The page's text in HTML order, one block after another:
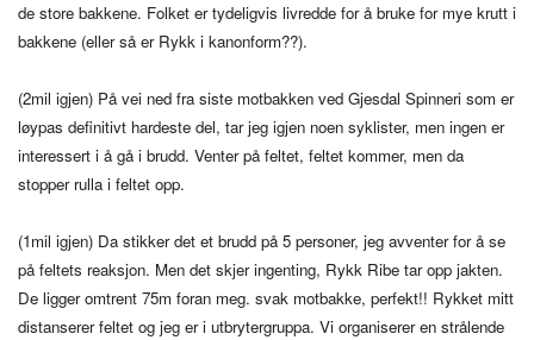
de store bakkene. Folket er tydeligvis livredde for å bruke for mye krutt i
bakkene (eller så er Rykk i kanonform??).
(2mil igjen) På vei ned fra siste motbakken ved Gjesdal Spinneri som er
løypas definitivt hardeste del, tar jeg igjen noen syklister, men ingen er
interessert i å gå i brudd. Venter på feltet, feltet kommer, men da
stopper rulla i feltet opp.
(1mil igjen) Da stikker det et brudd på 5 personer, jeg avventer for å se
på feltets reaksjon. Men det skjer ingenting, Rykk Ribe tar opp jakten.
De ligger omtrent 75m foran meg. svak motbakke, perfekt!! Rykket mitt
distanserer feltet og jeg er i utbrytergruppa. Vi organiserer en strålende